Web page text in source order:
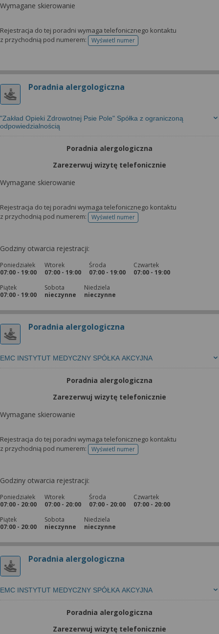
Wymagane skierowanie
Rejestracja do tej poradni wymaga telefonicznego kontaktu
z przychodnią pod numerem:
Wyświetl numertelefonu do rejestracji
Poradnia alergologiczna
"Zakład Opieki Zdrowotnej Psie Pole" Spółka z ograniczoną
odpowiedzialnością
Poradnia alergologiczna
Zarezerwuj wizytę telefonicznie
Wymagane skierowanie
Rejestracja do tej poradni wymaga telefonicznego kontaktu
z przychodnią pod numerem:
Wyświetl numertelefonu do rejestracji
Godziny otwarcia rejestracji:
Poniedziałek
07:00 - 19:00
Wtorek
07:00 - 19:00
Środa
07:00 - 19:00
Czwartek
07:00 - 19:00
Piątek
07:00 - 19:00
Sobota
nieczynne
Niedziela
nieczynne
Poradnia alergologiczna
EMC INSTYTUT MEDYCZNY SPÓŁKA AKCYJNA
Poradnia alergologiczna
Zarezerwuj wizytę telefonicznie
Wymagane skierowanie
Rejestracja do tej poradni wymaga telefonicznego kontaktu
z przychodnią pod numerem:
Wyświetl numertelefonu do rejestracji
Godziny otwarcia rejestracji:
Poniedziałek
07:00 - 20:00
Wtorek
07:00 - 20:00
Środa
07:00 - 20:00
Czwartek
07:00 - 20:00
Piątek
07:00 - 20:00
Sobota
nieczynne
Niedziela
nieczynne
Poradnia alergologiczna
EMC INSTYTUT MEDYCZNY SPÓŁKA AKCYJNA
Poradnia alergologiczna
Zarezerwuj wizytę telefonicznie